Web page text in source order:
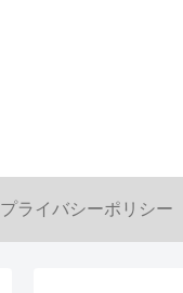
プライバシーポリシー